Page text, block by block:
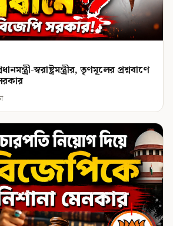
স্বরাষ্ট্রমন্ত্রীর, তৃণমূলের প্রশ্নবাণে